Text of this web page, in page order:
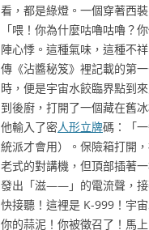
看，都是綠燈。一個穿著西
「喂！你為什麼咕嚕咕嚕？
陣心悸。這種氣味，這種不
傳《沾醬秘笈》裡記載的第
時，便是宇宙水餃臨界點到
到後廚，打開了一個藏在舊
他輸入了密人形立牌碼：「
統派才會用）。保險箱打開
老式的對講機，但頂部插著
發出「滋——」的電流聲，接
快接聽！這裡是 K-999！宇
你的蒜泥！你被徵召了！馬